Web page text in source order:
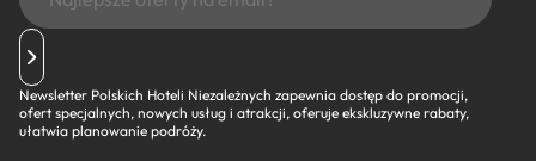
Newsletter Polskich Hoteli Niezależnych zapewnia dostęp do promocji,
ofert specjalnych, nowych usług i atrakcji, oferuje ekskluzywne rabaty,
ułatwia planowanie podróży.